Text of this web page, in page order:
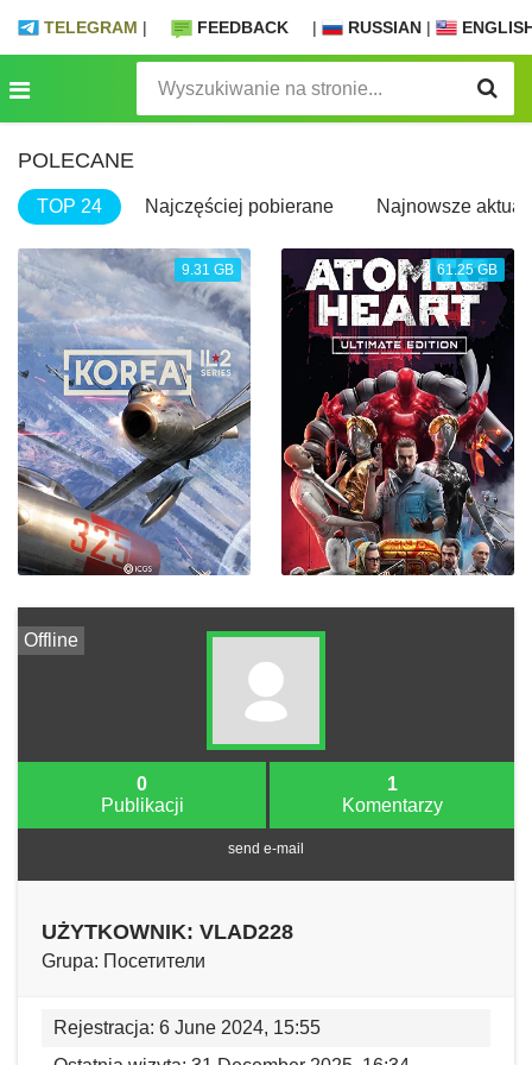
TELEGRAM | FEEDBACK | RUSSIAN |
POLECANE
TOP 24 Najczęściej pobierane Najnowsze
9.31 GB 61.25 GB
Offline
0
Publikacji
1
Komentarzy
send e-mail
UŻYTKOWNIK: VLAD228
Grupa: Посетители
Rejestracja: 6 June 2024, 15:55